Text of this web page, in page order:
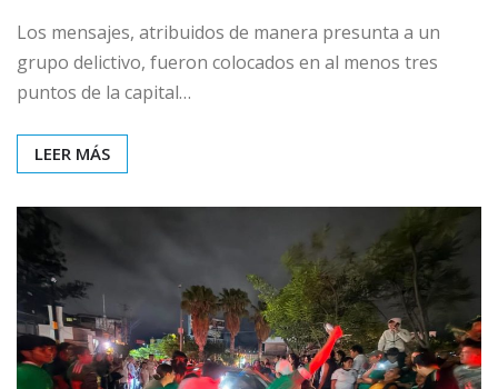
Los mensajes, atribuidos de manera presunta a un
grupo delictivo, fueron colocados en al menos tres
puntos de la capital…
LEER MÁS